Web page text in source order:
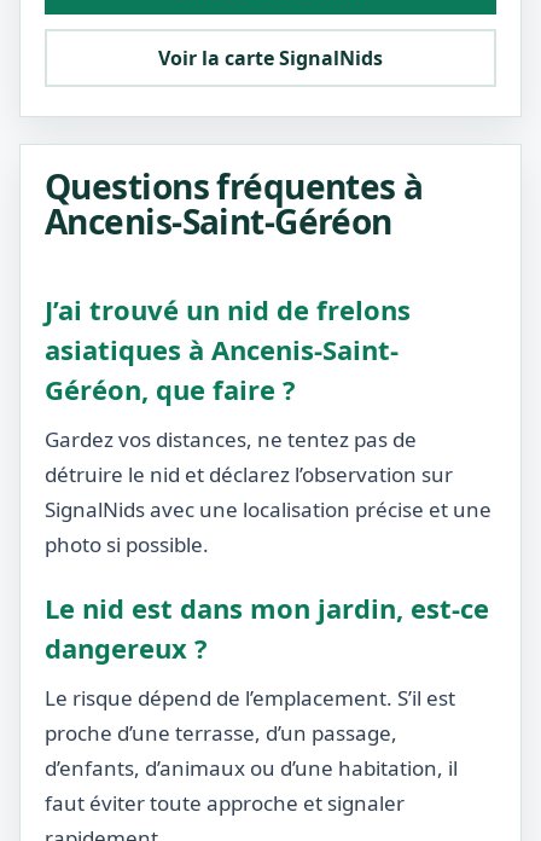
Voir la carte SignalNids
Questions fréquentes à
Ancenis-Saint-Géréon
J’ai trouvé un nid de frelons
asiatiques à Ancenis-Saint-
Géréon, que faire ?
Gardez vos distances, ne tentez pas de
détruire le nid et déclarez l’observation sur
SignalNids avec une localisation précise et une
photo si possible.
Le nid est dans mon jardin, est-ce
dangereux ?
Le risque dépend de l’emplacement. S’il est
proche d’une terrasse, d’un passage,
d’enfants, d’animaux ou d’une habitation, il
faut éviter toute approche et signaler